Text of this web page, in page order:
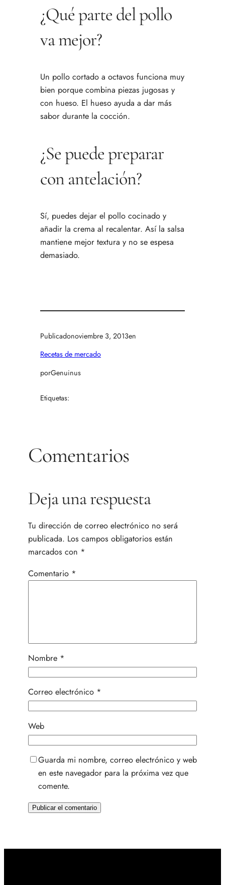
¿Qué parte del pollo
va mejor?
Un pollo cortado a octavos funciona muy
bien porque combina piezas jugosas y
con hueso. El hueso ayuda a dar más
sabor durante la cocción.
¿Se puede preparar
con antelación?
Sí, puedes dejar el pollo cocinado y
añadir la crema al recalentar. Así la salsa
mantiene mejor textura y no se espesa
demasiado.
Publicadonoviembre 3, 2013en
Recetas de mercado
porGenuinus
Etiquetas:
Comentarios
Deja una respuesta
Tu dirección de correo electrónico no será
publicada. Los campos obligatorios están
marcados con *
Comentario *
Nombre *
Correo electrónico *
Web
Guarda mi nombre, correo electrónico y web
en este navegador para la próxima vez que
comente.